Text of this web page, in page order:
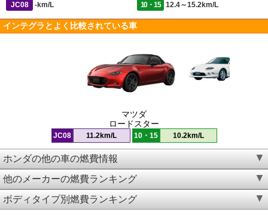
JC08
-km/L 10・15 12.4～15.2km/L
インテグラとよく比較されている車
マツダ
ロードスター
JC08 11.2km/L 10・15 10.2km/L
ホンダの他の車の燃費情報
他のメーカーの燃費ランキング
ボディタイプ別燃費ランキング